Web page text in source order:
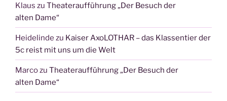
Klaus zu Theateraufführung „Der Besuch der
alten Dame“
Heidelinde zu Kaiser AxoLOTHAR – das Klassentier der
5c reist mit uns um die Welt
Marcozu Theateraufführung „Der Besuch der
alten Dame“